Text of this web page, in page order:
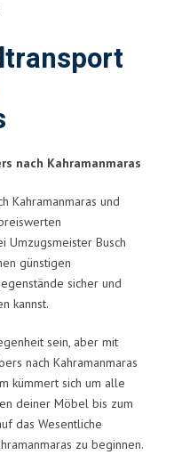
nach Kahramanmaras
Kahramanmaras und
Umzugsmeister Busch
günstigen
sicher und
kannst.
sein, aber mit
nach Kahramanmaras
kümmert sich um alle
deiner Möbel bis zum
das Wesentliche
zu beginnen.